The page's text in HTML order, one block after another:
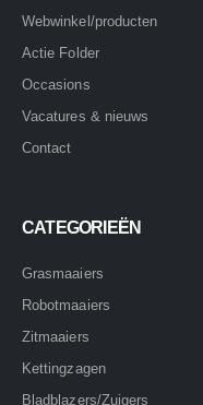
Webwinkel/producten
Actie Folder
Occasions
Vacatures & nieuws
Contact
CATEGORIEËN
Grasmaaiers
Robotmaaiers
Zitmaaiers
Kettingzagen
Bladblazers/Zuigers